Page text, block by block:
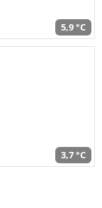
5,9 °C
3,7 °C